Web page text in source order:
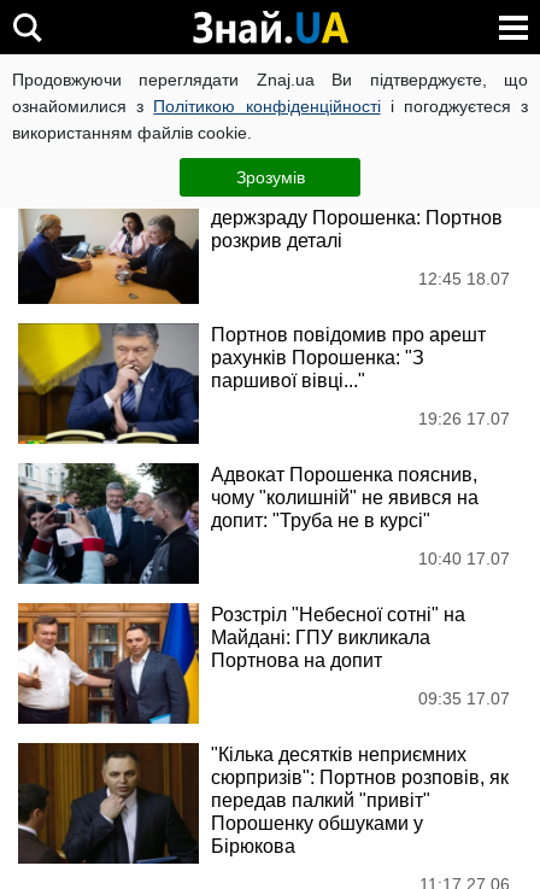
Продовжуючи переглядати Znaj.ua Ви підтверджуєте, що
ознайомилися з Політикою конфіденційностіі погоджуєтеся з
використанням файлів cookie.
Зрозумів
Андрій Портнов
Новини
Луценко закрив справу про
держзраду Порошенка: Портнов
розкрив деталі
12:45 18.07
Портнов повідомив про арешт
рахунків Порошенка: "З
паршивої вівці..."
19:26 17.07
Адвокат Порошенка пояснив,
чому "колишній" не явився на
допит: "Труба не в курсі"
10:40 17.07
Розстріл "Небесної сотні" на
Майдані: ГПУ викликала
Портнова на допит
09:35 17.07
"Кілька десятків неприємних
сюрпризів": Портнов розповів, як
передав палкий "привіт"
Порошенку обшуками у
Бірюкова
11:17 27.06